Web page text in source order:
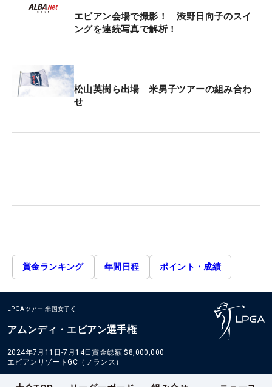
エビアン会場で撮影！ 渋野日向子のスイ
ングを連続写真で解析！
松山英樹ら出場 米男子ツアーの組み合わ
せ
賞金ランキング 年間日程 ポイント・成績
LPGAツアー 米国女子
アムンディ・エビアン選手権
2024年7月11日-7月14日賞金総額 $8,000,000
エビアンリゾートGC（フランス）